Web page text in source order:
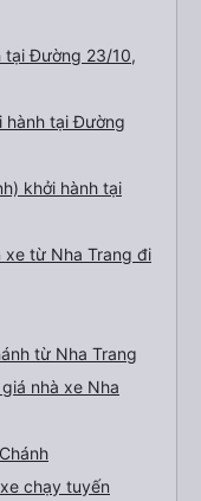
tại Đường 23/10,
hành tại Đường
khởi hành tại
từ Nha Trang đi
từ Nha Trang
nhà xe Nha
chạy tuyến